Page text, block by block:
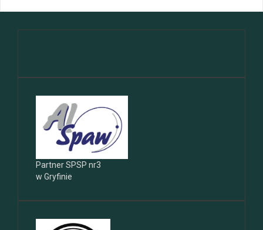
Partner SPSP nr3
w Gryfinie